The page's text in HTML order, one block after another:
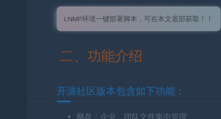
LNMP环境一键部署脚本，可在本文底部获取！！
开源社区版本包含如下功能：